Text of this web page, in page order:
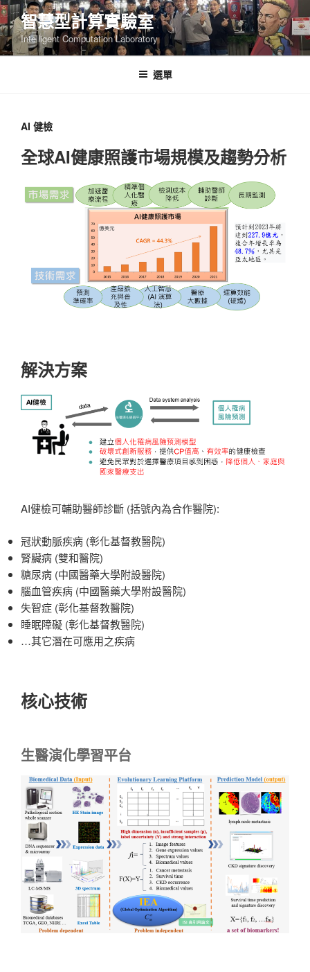
跳
至
主
要
智慧型計算實驗室
Intelligent Computation Laboratory
選單
AI 健檢
全球AI健康照護市場規模及趨勢分析
解決方案
AI健檢可輔助醫師診斷 (括號內為合作醫院):
冠狀動脈疾病 (彰化基督教醫院)
腎臟病 (雙和醫院)
糖尿病 (中國醫藥大學附設醫院)
腦血管疾病 (中國醫藥大學附設醫院)
失智症 (彰化基督教醫院)
睡眠障礙 (彰化基督教醫院)
…其它潛在可應用之疾病
核心技術
生醫演化學習平台